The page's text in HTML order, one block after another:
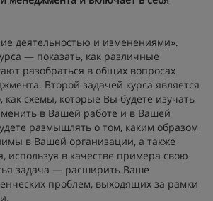
деятельностью и изменениями».
— показать, как различные
разобраться в общих вопросах
Второй задачей курса является
как схемы, которые Вы будете изучать
в Вашей работе и в Вашей
размышлять о том, каким образом
в Вашей организации, а также
используя в качестве примера свою
задача — расширить Ваше
проблем, выходящих за рамки